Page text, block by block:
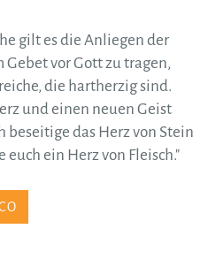
gilt es die Anliegen der
vor Gott zu tragen,
die hartherzig sind.
und einen neuen Geist
beseitige das Herz von Stein
euch ein Herz von Fleisch."